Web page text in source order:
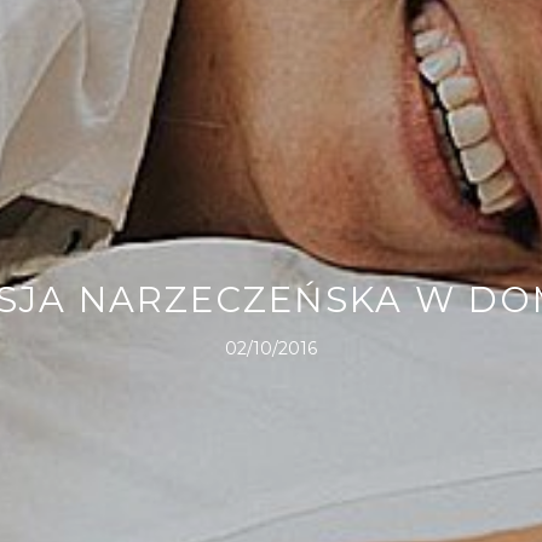
NARZECZEŃSKA W
02/10/2016